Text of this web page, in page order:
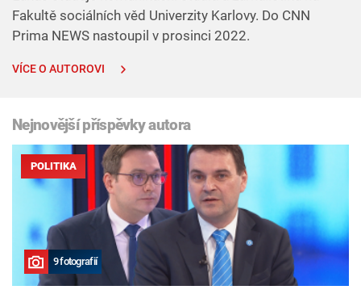
Fakultě sociálních věd Univerzity Karlovy. Do CNN
Prima NEWS nastoupil v prosinci 2022.
VÍCE O AUTOROVI
Nejnovější příspěvky autora
9 fotografií
POLITIKA